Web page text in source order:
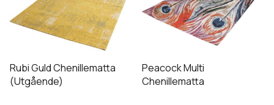
Rubi Guld Chenillematta
(Utgående)
produkten
har
De
olika
Peacock Multi
Chenillematta
produkten
har
De
olika